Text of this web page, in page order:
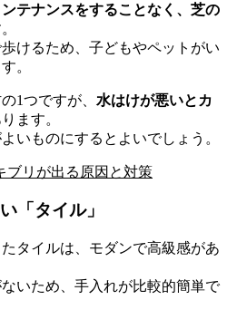
テナンスをすることなく、芝の
けるため、子どもやペットがい
。
1つですが、 水はけが悪いとカ
ます。
いものにするとよいでしょう。
ブリが出る原因と対策
「タイル」
タイルは、モダンで高級感があ
いため、手入れが比較的簡単で